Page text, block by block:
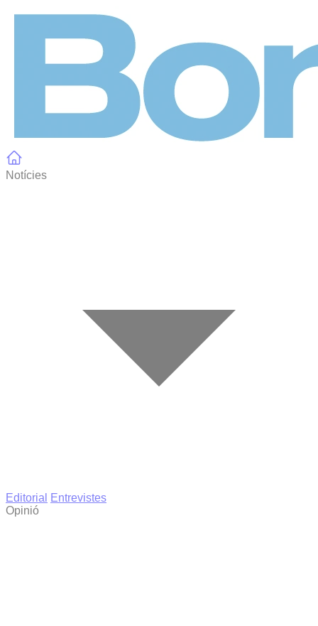
Notícies
Editorial
Entrevistes
Opinió